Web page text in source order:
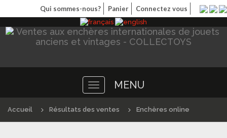
Qui sommes-nous? Panier Connectez vous
Toggle
navigation
MENU
Accueil Résultats des ventes Enchères online